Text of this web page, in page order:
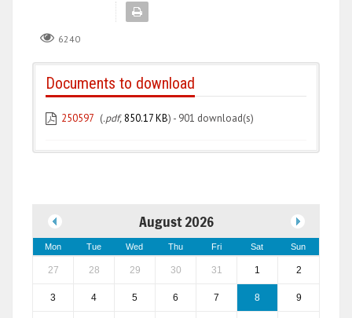
6240
Documents to download
250597 (.pdf, 850.17 KB) - 901 download(s)
August 2026
Mon Tue Wed Thu Fri Sat Sun
27 28 29 30 31 1 2
3 4 5 6 7 8 9